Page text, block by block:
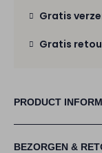
Gratis
Gratis
PRODUCT
BEZORGEN &